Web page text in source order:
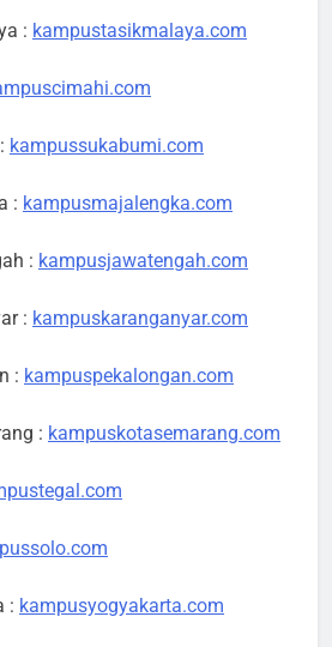
: kampustasikmalaya.com
kampussukabumi.com
: kampusmajalengka.com
: kampusjawatengah.com
: kampuskaranganyar.com
: kampuspekalongan.com
: kampuskotasemarang.com
: kampusyogyakarta.com